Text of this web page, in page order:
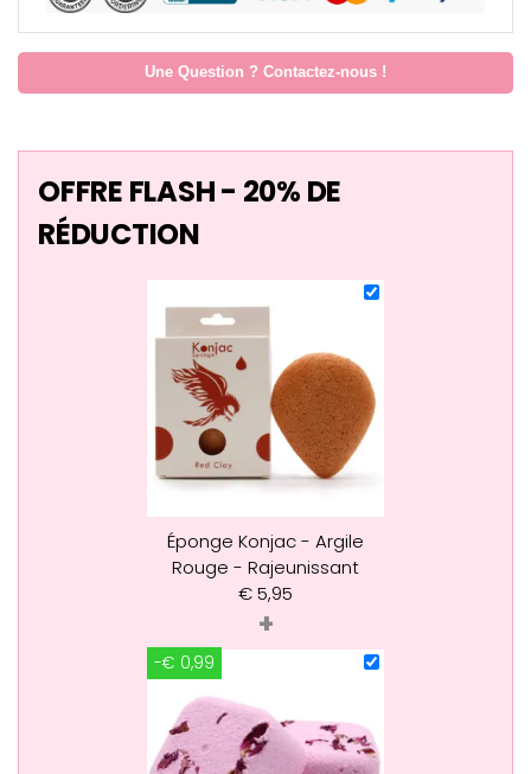
Une Question ? Contactez-nous !
OFFRE FLASH - 20% DE
RÉDUCTION
Éponge Konjac - Argile
Rouge - Rajeunissant
€5,95
+
-€ 0,99